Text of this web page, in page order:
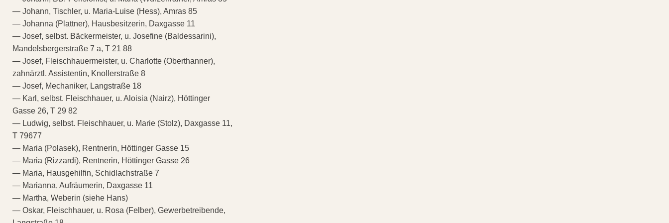
— Johann, Tischler, u. Maria-Luise (Hess), Amras 85
— Johanna (Plattner), Hausbesitzerin, Daxgasse 11
— Josef, selbst. Bäckermeister, u. Josefine (Baldessarini),
Mandelsbergerstraße 7 a, T 21 88
— Josef, Fleischhauermeister, u. Charlotte (Oberthanner),
zahnärztl. Assistentin, Knollerstraße 8
— Josef, Mechaniker, Langstraße 18
— Karl, selbst. Fleischhauer, u. Aloisia (Nairz), Höttinger
Gasse 26, T 29 82
— Ludwig, selbst. Fleischhauer, u. Marie (Stolz), Daxgasse 11,
T 79677
— Maria (Polasek), Rentnerin, Höttinger Gasse 15
— Maria (Rizzardi), Rentnerin, Höttinger Gasse 26
— Maria, Hausgehilfin, Schidlachstraße 7
— Marianna, Aufräumerin, Daxgasse 11
— Martha, Weberin (siehe Hans)
— Oskar, Fleischhauer, u. Rosa (Felber), Gewerbetreibende,